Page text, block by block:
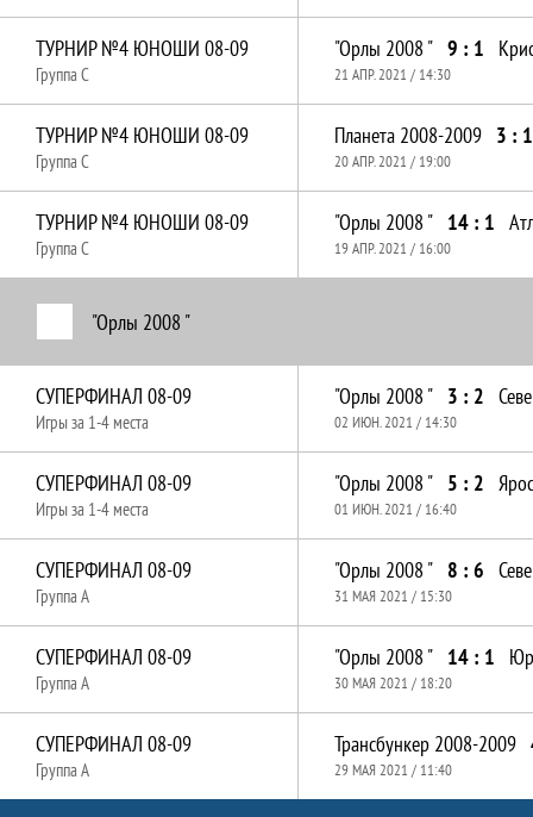
ТУРНИР №4 ЮНОШИ 08-09
Группа C
"Орлы 2008 " 9 : 1
21 АПР. 2021 / 14:30
ТУРНИР №4 ЮНОШИ 08-09
Группа C
Планета 2008-2009 3 :
20 АПР. 2021 / 19:00
ТУРНИР №4 ЮНОШИ 08-09
Группа C
"Орлы 2008 " 14 : 1
19 АПР. 2021 / 16:00
"Орлы 2008 "
СУПЕРФИНАЛ 08-09
Игры за 1-4 места
"Орлы 2008 " 3 : 2
02 ИЮН. 2021 / 14:30
СУПЕРФИНАЛ 08-09
Игры за 1-4 места
"Орлы 2008 " 5 : 2
01 ИЮН. 2021 / 16:40
СУПЕРФИНАЛ 08-09
Группа A
"Орлы 2008 " 8 : 6
31 МАЯ 2021 / 15:30
СУПЕРФИНАЛ 08-09
Группа A
"Орлы 2008 " 14 : 1
30 МАЯ 2021 / 18:20
СУПЕРФИНАЛ 08-09
Группа A
Трансбункер 2008-2009
29 МАЯ 2021 / 11:40